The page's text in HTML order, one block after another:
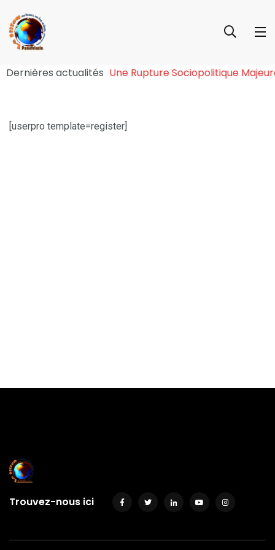
Dernières actualités
Tchiroma Bakary : Une Rupture Sociopolitique
[userpro template=register]
Trouvez-nous ici